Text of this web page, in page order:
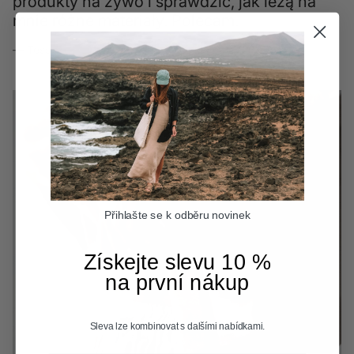
mnie różne materiały. Polecam.
— Tess
Přihlašte se k odběru novinek
Získejte slevu 10 %
na první nákup
Sleva lze kombinovat s dalšími nabídkami.